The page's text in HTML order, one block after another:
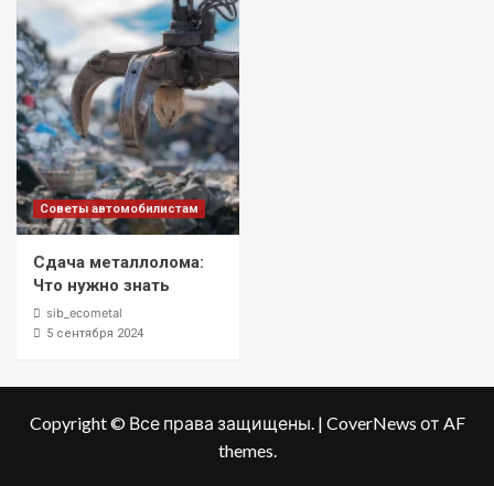
Советы автомобилистам
Сдача металлолома:
Что нужно знать
sib_ecometal
5 сентября 2024
Copyright © Все права защищены. | CoverNews от AF
themes.